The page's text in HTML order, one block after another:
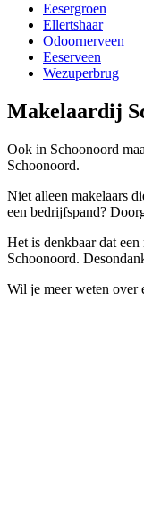
Eesergroen
Ellertshaar
Odoornerveen
Eeserveen
Wezuperbrug
Makelaardij
Ook in Schoonoord
Schoonoord.
Niet alleen makelaars
een bedrijfspand?
Het is denkbaar dat
Schoonoord.
Wil je meer weten over